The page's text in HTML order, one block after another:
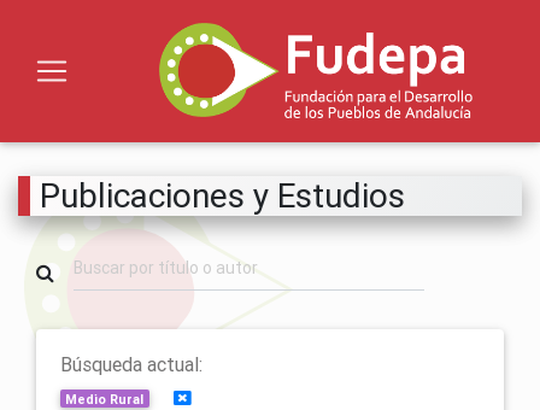
Publicaciones y Estudios
Búsqueda actual:
Medio Rural Limpiar búsquedas